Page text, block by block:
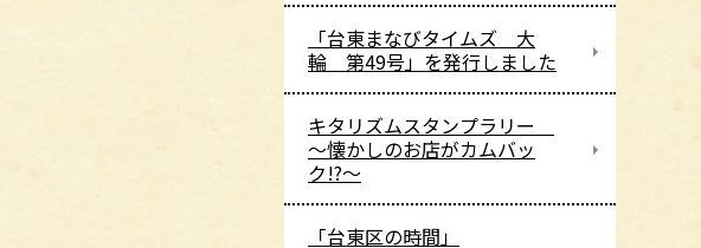
「台東まなびタイムズ 大
輪 第49号」を発行しました
キタリズムスタンプラリー
～懐かしのお店がカムバッ
ク!?～
「台東区の時間」